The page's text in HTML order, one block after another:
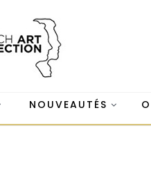
NOUVEAUTÉS